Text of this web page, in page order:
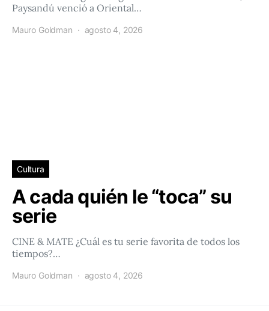
Paysandú venció a Oriental…
Mauro Goldman agosto 4, 2026
Cultura
A cada quién le “toca” su
serie
CINE & MATE ¿Cuál es tu serie favorita de todos los
tiempos?…
Mauro Goldman agosto 4, 2026